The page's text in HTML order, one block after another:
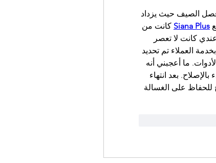
Siana Plus